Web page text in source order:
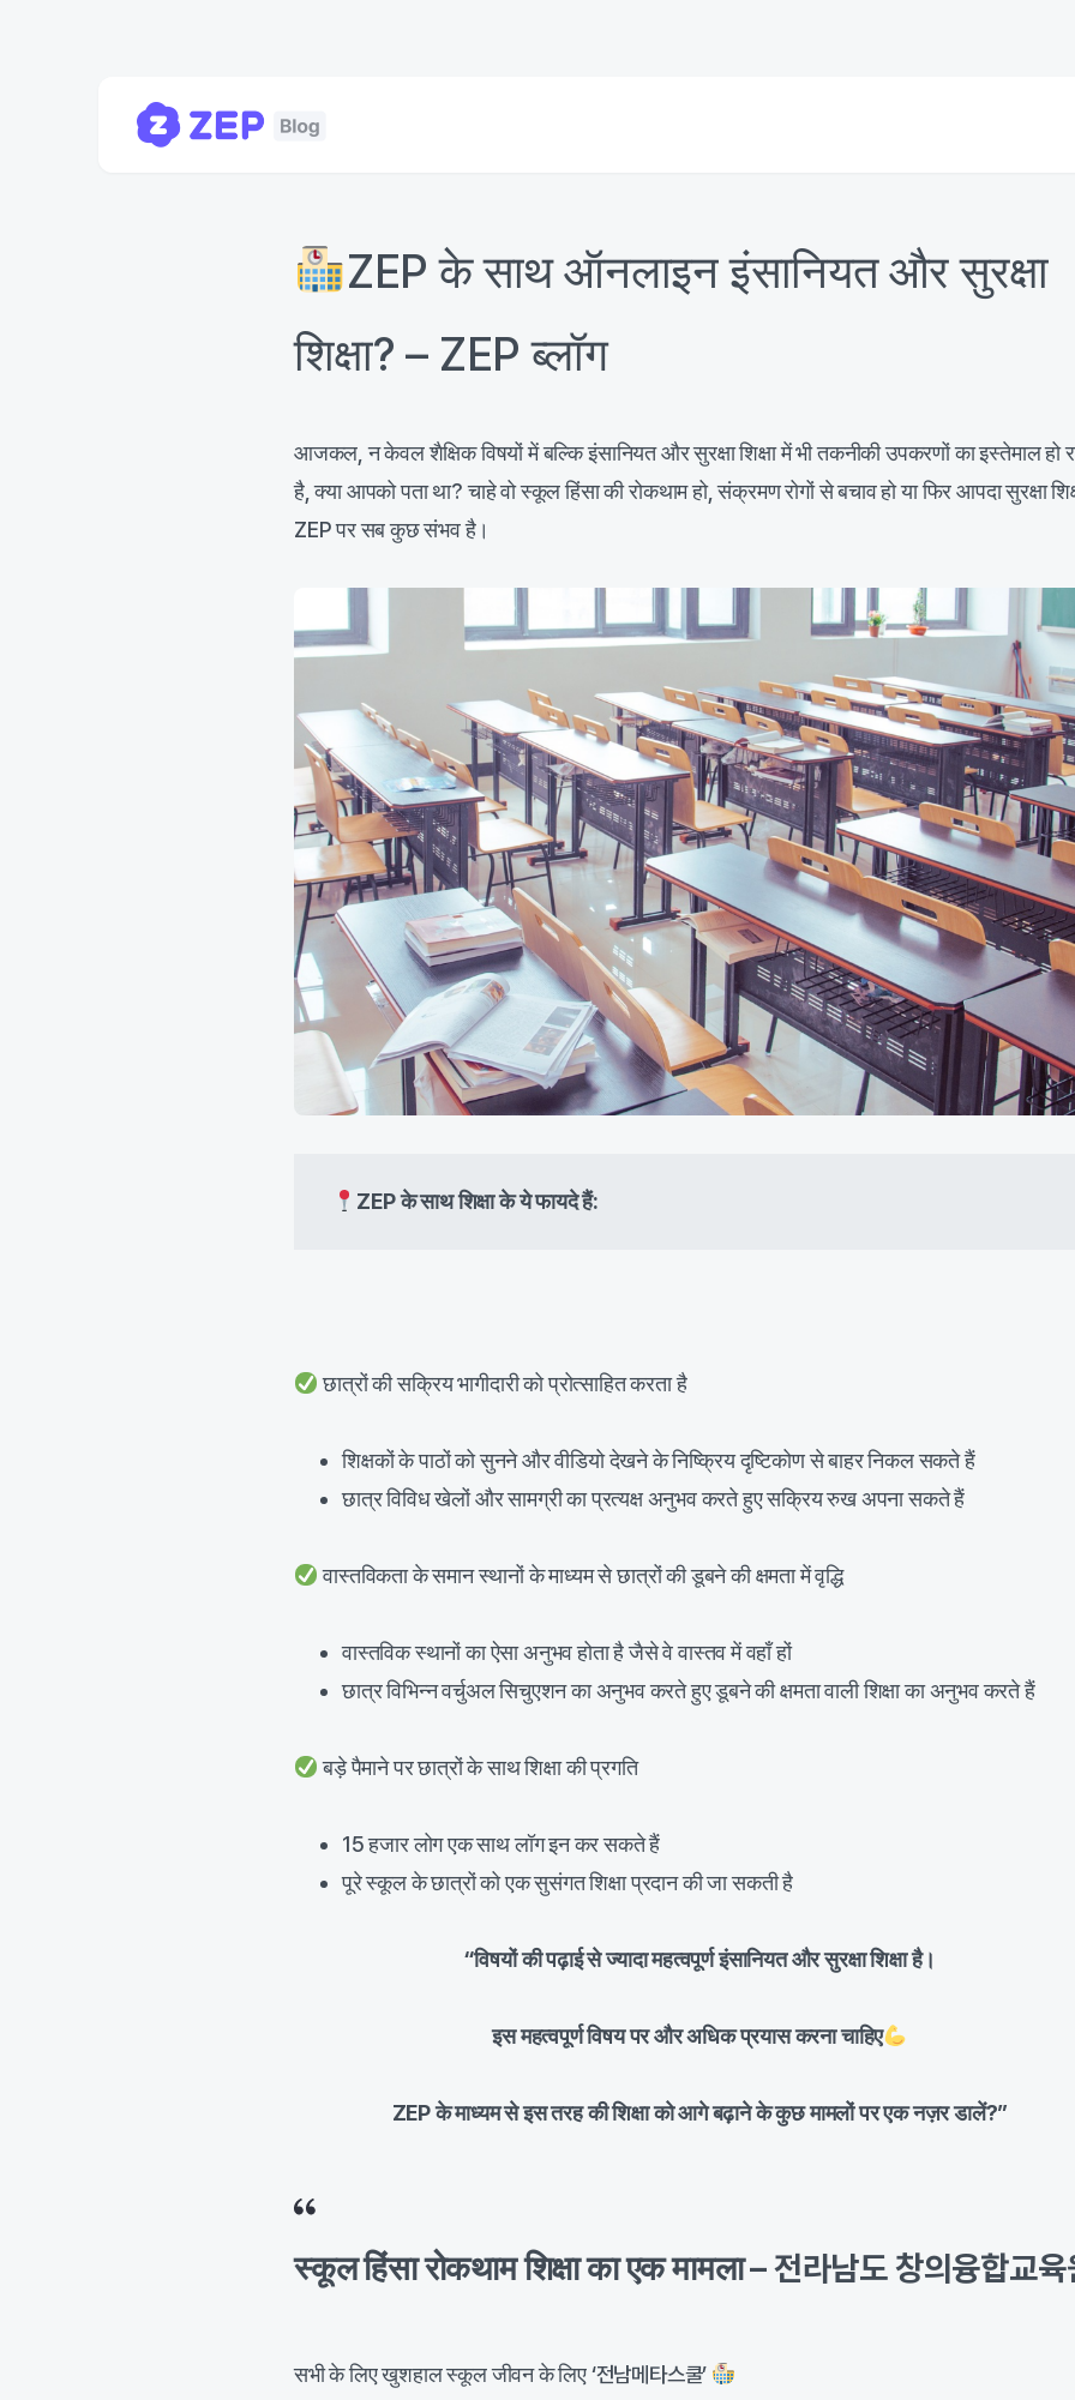
ZEP के साथ ऑनलाइन इंसानियत और सुरक्षा
शिक्षा? – ZEP ब्लॉग
आजकल, न केवल शैक्षिक विषयों में बल्कि इंसानियत और सुरक्षा शिक्षा में भी तकनीकी उपकरणों का इस्तेमाल हो
है, क्या आपको पता था? चाहे वो स्कूल हिंसा की रोकथाम हो, संक्रमण रोगों से बचाव हो या फिर आपदा सुरक्षा
ZEP पर सब कुछ संभव है।
ZEP के साथ शिक्षा के ये फायदे हैं:
छात्रों की सक्रिय भागीदारी को प्रोत्साहित करता है
शिक्षकों के पाठों को सुनने और वीडियो देखने के निष्क्रिय दृष्टिकोण से बाहर निकल सकते हैं
छात्र विविध खेलों और सामग्री का प्रत्यक्ष अनुभव करते हुए सक्रिय रुख अपना सकते हैं
वास्तविकता के समान स्थानों के माध्यम से छात्रों की डूबने की क्षमता में वृद्धि
वास्तविक स्थानों का ऐसा अनुभव होता है जैसे वे वास्तव में वहाँ हों
छात्र विभिन्न वर्चुअल सिचुएशन का अनुभव करते हुए डूबने की क्षमता वाली शिक्षा का अनुभव करते हैं
बड़े पैमाने पर छात्रों के साथ शिक्षा की प्रगति
15 हजार लोग एक साथ लॉग इन कर सकते हैं
पूरे स्कूल के छात्रों को एक सुसंगत शिक्षा प्रदान की जा सकती है
“विषयों की पढ़ाई से ज्यादा महत्वपूर्ण इंसानियत और सुरक्षा शिक्षा है।
इस महत्वपूर्ण विषय पर और अधिक प्रयास करना चाहिए
ZEP के माध्यम से इस तरह की शिक्षा को आगे बढ़ाने के कुछ मामलों पर एक नज़र डालें?”
स्कूल हिंसा रोकथाम शिक्षा का एक मामला – 전라남도 창의융합교육
सभी के लिए खुशहाल स्कूल जीवन के लिए ‘전남메타스쿨’